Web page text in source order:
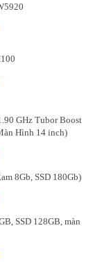
GHz Tubor Boost
Hình 14 inch)
8Gb, SSD 180Gb)
SSD 128GB, màn